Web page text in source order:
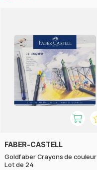
FABER-CASTELL
Goldfaber Crayons de couleur
Lot de 24